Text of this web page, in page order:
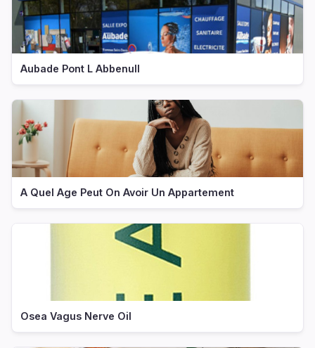
Aubade Pont L Abbenull
A Quel Age Peut On Avoir Un Appartement
Osea Vagus Nerve Oil